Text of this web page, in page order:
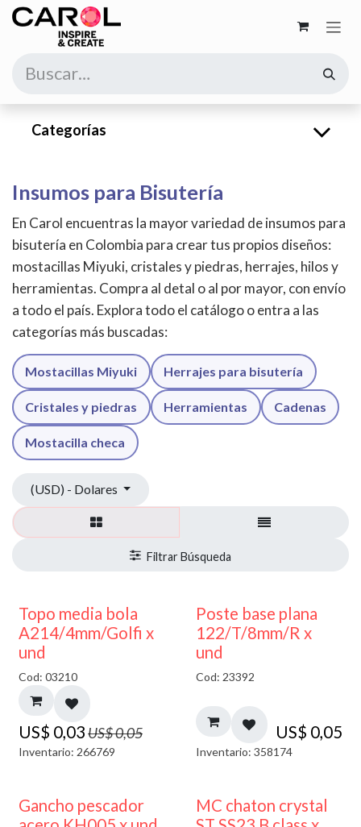
Ir al contenido
Categorías
Insumos para Bisutería
En Carol encuentras la mayor variedad de insumos para
bisutería en Colombia para crear tus propios diseños:
mostacillas Miyuki, cristales y piedras, herrajes, hilos y
herramientas. Compra al detal o al por mayor, con envío
a todo el país. Explora todo el catálogo o entra a las
categorías más buscadas:
Mostacillas Miyuki Herrajes para bisutería
Cristales y piedras Herramientas Cadenas
Mostacilla checa
(USD) - Dolares
40% DESCUENTO
Topo media bola
A214/4mm/Golfi x
und
Cod: 03210
US$ 0,03US$0,05
Inventario: 266769
Poste base plana
122/T/8mm/R x
und
Cod: 23392
US$ 0,05
Inventario: 358174
Gancho pescador
MC chaton crystal